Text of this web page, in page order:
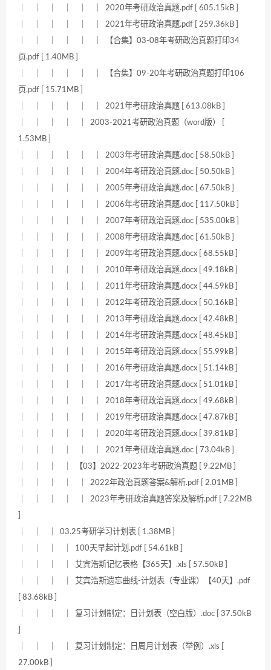
｜ ｜ ｜ ｜ ｜ ｜ 2020年考研政治真题.pdf [ 605.15kB ]
｜ ｜ ｜ ｜ ｜ ｜ 2021年考研政治真题.pdf [ 259.36kB ]
｜ ｜ ｜ ｜ ｜ ｜ 【合集】03-08年考研政治真题打印34
页.pdf [ 1.40MB ]
｜ ｜ ｜ ｜ ｜ ｜ 【合集】09-20年考研政治真题打印106
页.pdf [ 15.71MB ]
｜ ｜ ｜ ｜ ｜ ｜ 2021年考研政治真题 [ 613.08kB ]
｜ ｜ ｜ ｜ ｜ 2003-2021考研政治真题（word版） [
1.53MB ]
｜ ｜ ｜ ｜ ｜ ｜ 2003年考研政治真题.doc [ 58.50kB ]
｜ ｜ ｜ ｜ ｜ ｜ 2004年考研政治真题.doc [ 50.50kB ]
｜ ｜ ｜ ｜ ｜ ｜ 2005年考研政治真题.doc [ 67.50kB ]
｜ ｜ ｜ ｜ ｜ ｜ 2006年考研政治真题.doc [ 117.50kB ]
｜ ｜ ｜ ｜ ｜ ｜ 2007年考研政治真题.doc [ 535.00kB ]
｜ ｜ ｜ ｜ ｜ ｜ 2008年考研政治真题.doc [ 61.50kB ]
｜ ｜ ｜ ｜ ｜ ｜ 2009年考研政治真题.docx [ 68.55kB ]
｜ ｜ ｜ ｜ ｜ ｜ 2010年考研政治真题.docx [ 49.18kB ]
｜ ｜ ｜ ｜ ｜ ｜ 2011年考研政治真题.docx [ 44.59kB ]
｜ ｜ ｜ ｜ ｜ ｜ 2012年考研政治真题.docx [ 50.16kB ]
｜ ｜ ｜ ｜ ｜ ｜ 2013年考研政治真题.docx [ 42.48kB ]
｜ ｜ ｜ ｜ ｜ ｜ 2014年考研政治真题.docx [ 48.45kB ]
｜ ｜ ｜ ｜ ｜ ｜ 2015年考研政治真题.docx [ 55.99kB ]
｜ ｜ ｜ ｜ ｜ ｜ 2016年考研政治真题.docx [ 51.14kB ]
｜ ｜ ｜ ｜ ｜ ｜ 2017年考研政治真题.docx [ 51.01kB ]
｜ ｜ ｜ ｜ ｜ ｜ 2018年考研政治真题.docx [ 49.68kB ]
｜ ｜ ｜ ｜ ｜ ｜ 2019年考研政治真题.docx [ 47.87kB ]
｜ ｜ ｜ ｜ ｜ ｜ 2020年考研政治真题.docx [ 39.81kB ]
｜ ｜ ｜ ｜ ｜ ｜ 2021年考研政治真题.doc [ 73.04kB ]
｜ ｜ ｜ ｜ 【03】2022-2023年考研政治真题 [ 9.22MB ]
｜ ｜ ｜ ｜ ｜ 2022年政治真题答案&解析.pdf [ 2.01MB ]
｜ ｜ ｜ ｜ ｜ 2023年考研政治真题答案及解析.pdf [ 7.22MB
｜ ｜ ｜ 03.25考研学习计划表 [ 1.38MB ]
｜ ｜ ｜ ｜ 100天早起计划.pdf [ 54.61kB ]
｜ ｜ ｜ ｜ 艾宾浩斯记忆表格【365天】.xls [ 57.50kB ]
｜ ｜ ｜ ｜ 艾宾浩斯遗忘曲线-计划表（专业课）【40天】.pdf
[ 83.68kB ]
｜ ｜ ｜ ｜ 复习计划制定：日计划表（空白版）.doc [ 37.50kB
｜ ｜ ｜ ｜ 复习计划制定：日周月计划表（举例）.xls [
27.00kB ]